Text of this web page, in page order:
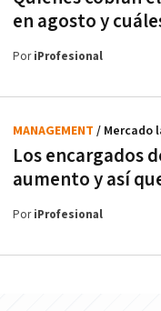
en agosto y
PoriProfesional
Los encargados
aumento y así
MANAGEMENT / Mercado
PoriProfesional